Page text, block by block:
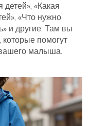
«Какая
«Что нужно
и другие. Там вы
помогут
малыша.